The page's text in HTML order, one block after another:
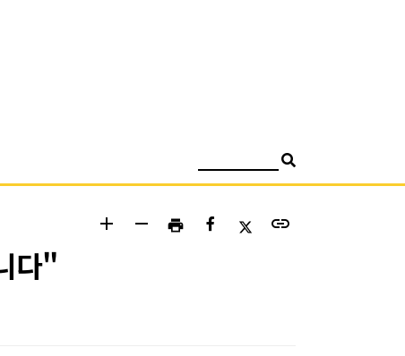
add remove print link
다"